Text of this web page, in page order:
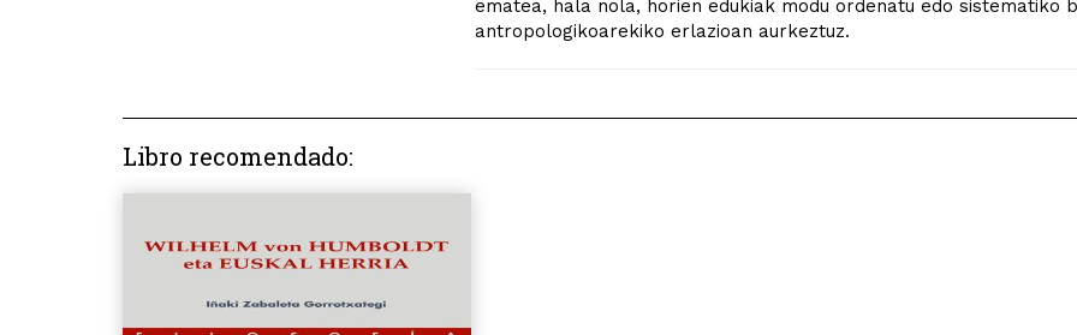
ematea, hala nola, horien edukiak modu ordenatu edo sistematiko
antropologikoarekiko erlazioan aurkeztuz.
Libro recomendado: